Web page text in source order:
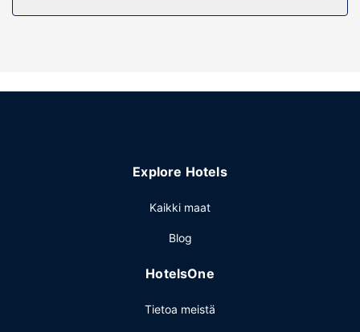
Kiinteistön miellyttävyys
muun muassa ilmainen langaton internetyhteys, televisio
välipalabaarin/delin. Ilmainen buffetaamiainen tarjoillaan
Käytössäsi on ilmainen kiinteä internetyhteys, ympäri
sisäänkirjautuminen. Tämä hotelli tarjoaa asiakkailleen 87
kokoushuoneita. Palveluihin kuuluu ilmainen pysäköinti.
Explore Hotels
Kaikki maat
Blog
HotelsOne
Tietoa meistä